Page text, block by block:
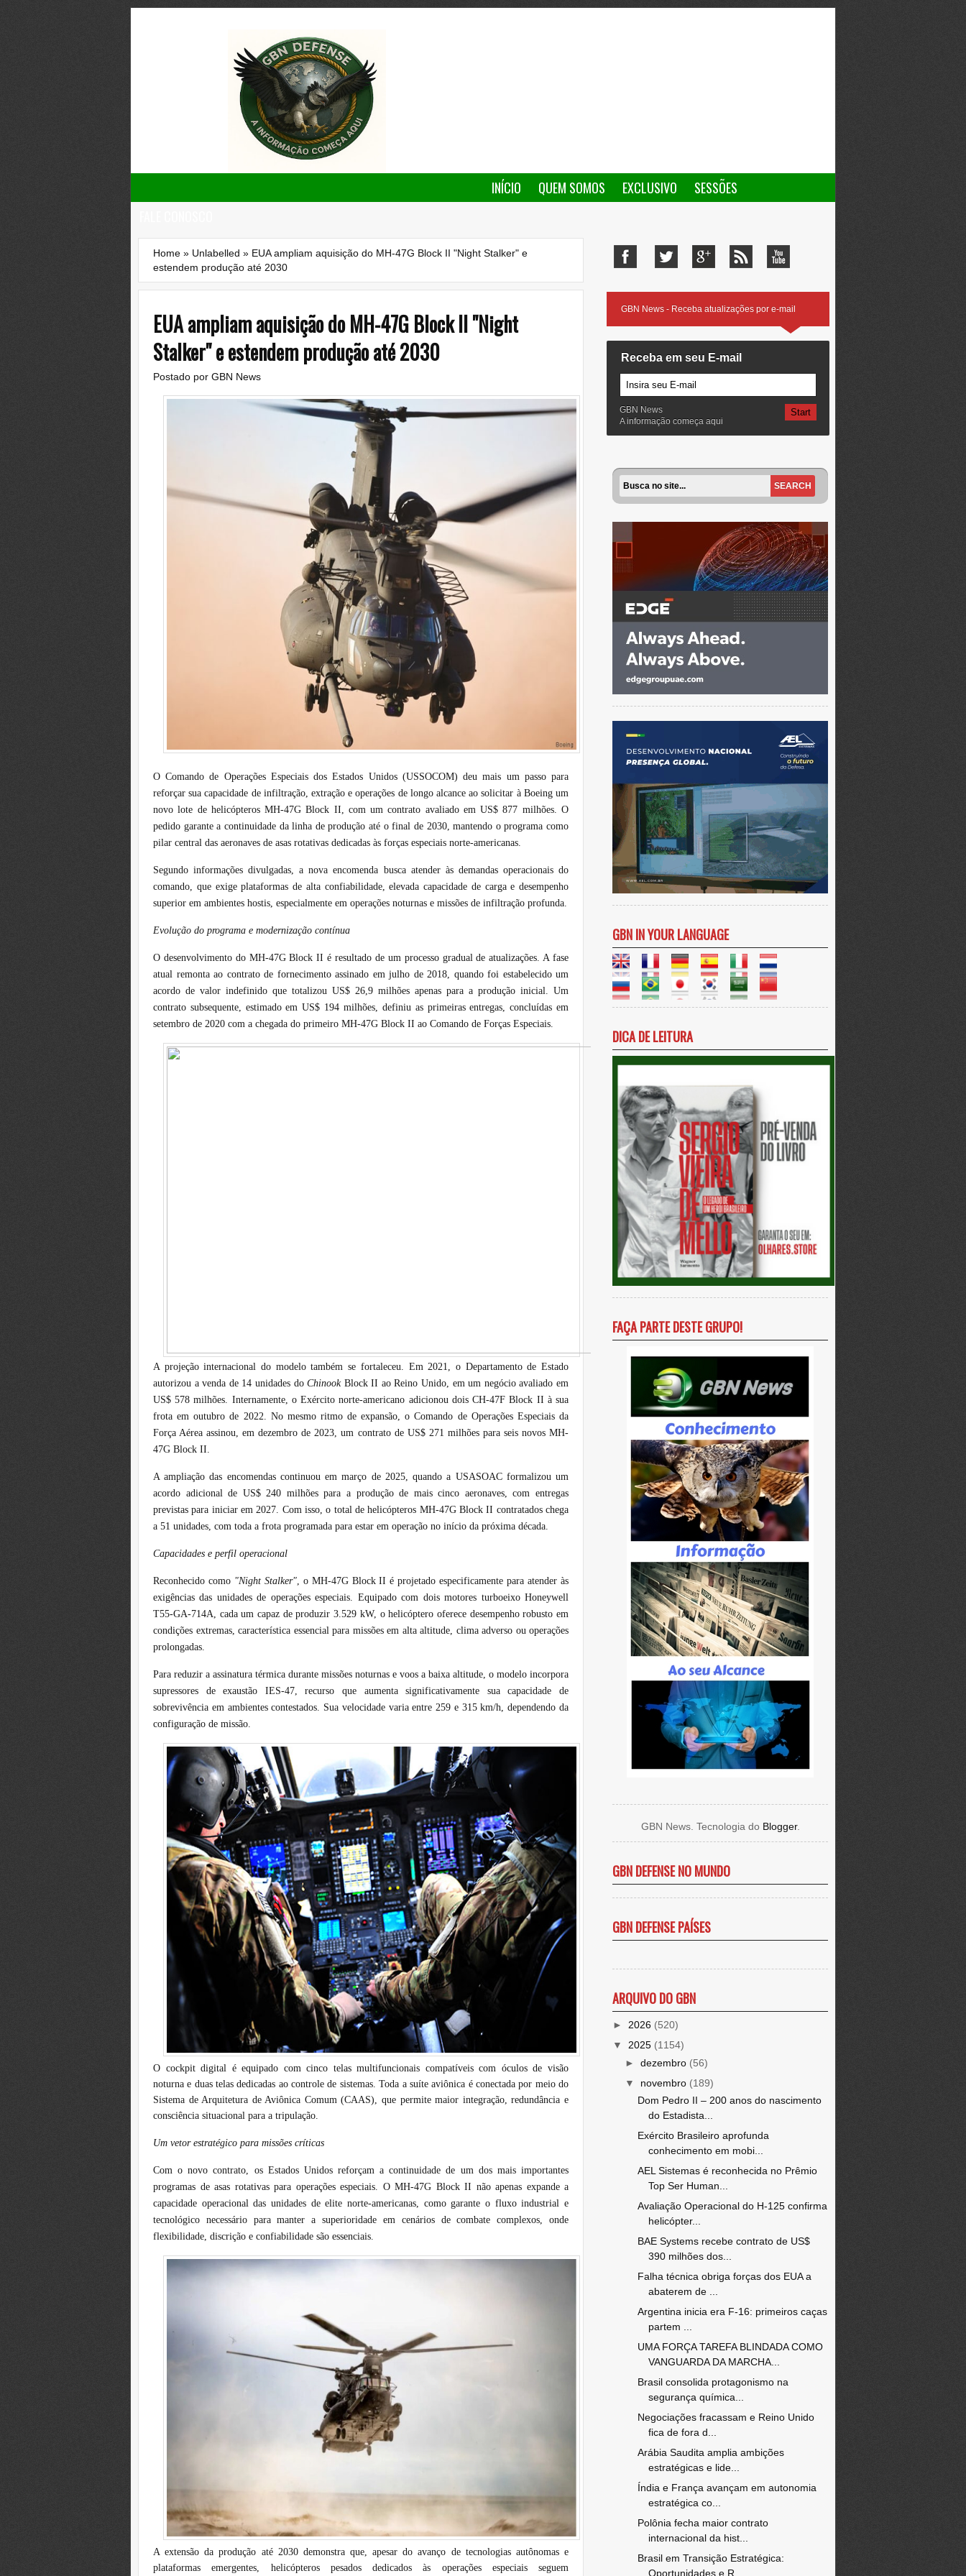
INÍCIO QUEM SOMOS EXCLUSIVO
SESSÕES
Home » Unlabelled » EUA ampliam aquisição do MH-47G Block II "Night Stalker" e
estendem produção até 2030
EUA ampliam aquisição do MH-47G Block II "Night
Stalker" e estendem produção até 2030
Postado por GBN News
O Comando de Operações Especiais dos Estados Unidos (USSOCOM) deu mais um passo para
reforçar sua capacidade de infiltração, extração e operações de longo alcance ao solicitar à Boeing um
novo lote de helicópteros MH-47G Block II, com um contrato avaliado em US$ 877 milhões. O
pedido garante a continuidade da linha de produção até o final de 2030, mantendo o programa como
pilar central das aeronaves de asas rotativas dedicadas às forças especiais norte-americanas.
Segundo informações divulgadas, a nova encomenda busca atender às demandas operacionais do
comando, que exige plataformas de alta confiabilidade, elevada capacidade de carga e desempenho
superior em ambientes hostis, especialmente em operações noturnas e missões de infiltração profunda.
Evolução do programa e modernização contínua
O desenvolvimento do MH-47G Block II é resultado de um processo gradual de atualizações. A fase
atual remonta ao contrato de fornecimento assinado em julho de 2018, quando foi estabelecido um
acordo de valor indefinido que totalizou US$ 26,9 milhões apenas para a produção inicial. Um
contrato subsequente, estimado em US$ 194 milhões, definiu as primeiras entregas, concluídas em
setembro de 2020 com a chegada do primeiro MH-47G Block II ao Comando de Forças Especiais.
A projeção internacional do modelo também se fortaleceu. Em 2021, o Departamento de Estado
autorizou a venda de 14 unidades doChinook Block II ao Reino Unido, em um negócio avaliado em
US$ 578 milhões. Internamente, o Exército norte-americano adicionou dois CH-47F Block II à sua
frota em outubro de 2022. No mesmo ritmo de expansão, o Comando de Operações Especiais da
Força Aérea assinou, em dezembro de 2023, um contrato de US$ 271 milhões para seis novos MH-
47G Block II.
A ampliação das encomendas continuou em março de 2025, quando a USASOAC formalizou um
acordo adicional de US$ 240 milhões para a produção de mais cinco aeronaves, com entregas
previstas para iniciar em 2027. Com isso, o total de helicópteros MH-47G Block II contratados chega
a 51 unidades, com toda a frota programada para estar em operação no início da próxima década.
Capacidades e perfil operacional
Reconhecido como"Night Stalker", o MH-47G Block II é projetado especificamente para atender às
exigências das unidades de operações especiais. Equipado com dois motores turboeixo Honeywell
T55-GA-714A, cada um capaz de produzir 3.529 kW, o helicóptero oferece desempenho robusto em
condições extremas, característica essencial para missões em alta altitude, clima adverso ou operações
prolongadas.
Para reduzir a assinatura térmica durante missões noturnas e voos a baixa altitude, o modelo incorpora
supressores de exaustão IES-47, recurso que aumenta significativamente sua capacidade de
sobrevivência em ambientes contestados. Sua velocidade varia entre 259 e 315 km/h, dependendo da
configuração de missão.
O cockpit digital é equipado com cinco telas multifuncionais compatíveis com óculos de visão
noturna e duas telas dedicadas ao controle de sistemas. Toda a suíte aviônica é conectada por meio do
Sistema de Arquitetura de Aviônica Comum (CAAS), que permite maior integração, redundância e
consciência situacional para a tripulação.
Um vetor estratégico para missões críticas
Com o novo contrato, os Estados Unidos reforçam a continuidade de um dos mais importantes
programas de asas rotativas para operações especiais. O MH-47G Block II não apenas expande a
capacidade operacional das unidades de elite norte-americanas, como garante o fluxo industrial e
tecnológico necessário para manter a superioridade em cenários de combate complexos, onde
flexibilidade, discrição e confiabilidade são essenciais.
A extensão da produção até 2030 demonstra que, apesar do avanço de tecnologias autônomas e
plataformas emergentes, helicópteros pesados dedicados às operações especiais seguem
GBN News - Receba atualizações por e-mail
Receba em seu E-mail
GBN News
A informação começa aqui
GBN IN YOUR LANGUAGE
DICA DE LEITURA
FAÇA PARTE DESTE GRUPO!
GBN News. Tecnologia do Blogger.
GBN DEFENSE NO MUNDO
GBN DEFENSE PAÍSES
ARQUIVO DO GBN
► 2026 (520)
▼ 2025 (1154)
► dezembro (56)
▼ novembro (189)
Dom Pedro II – 200 anos do nascimento
do Estadista...
Exército Brasileiro aprofunda
conhecimento em mobi...
AEL Sistemas é reconhecida no Prêmio
Top Ser Human...
Avaliação Operacional do H-125 confirma
helicópter...
BAE Systems recebe contrato de US$
390 milhões dos...
Falha técnica obriga forças dos EUA a
abaterem de ...
Argentina inicia era F-16: primeiros caças
partem ...
UMA FORÇA TAREFA BLINDADA COMO
VANGUARDA DA MARCHA...
Brasil consolida protagonismo na
segurança química...
Negociações fracassam e Reino Unido
fica de fora d...
Arábia Saudita amplia ambições
estratégicas e lide...
Índia e França avançam em autonomia
estratégica co...
Polônia fecha maior contrato
internacional da hist...
Brasil em Transição Estratégica:
Oportunidades e R...